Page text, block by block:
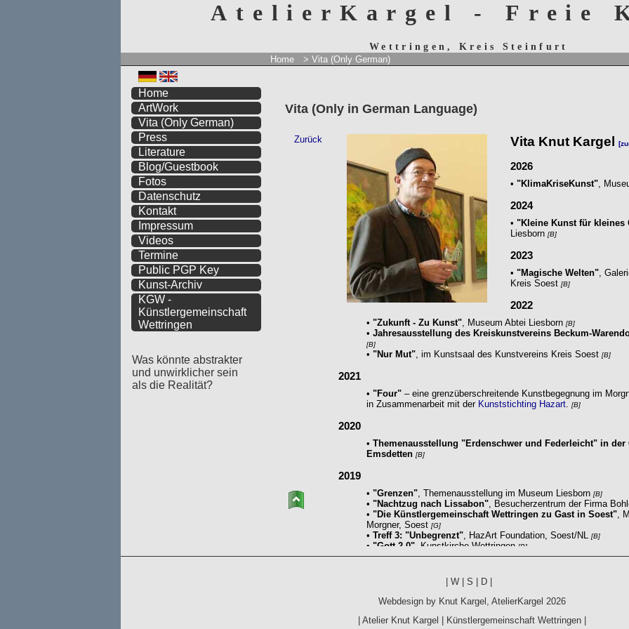
AtelierKargel - Freie
Wettringen, Kreis Steinfurt
Home > Vita (Only German)
Vita (Only in German Language)
Home
ArtWork
Vita (Only German)
Press
Literature
Blog/Guestbook
Fotos
Datenschutz
Kontakt
Impressum
Videos
Termine
Public PGP Key
Kunst-Archiv
KGW -
Künstlergemeinschaft
Wettringen
Was könnte abstrakter
und unwirklicher sein
als die Realität?
W S D
Webdesign by Knut Kargel AtelierKargel 2026
Atelier Knut Kargel Künstlergemeinschaft Wettringen|